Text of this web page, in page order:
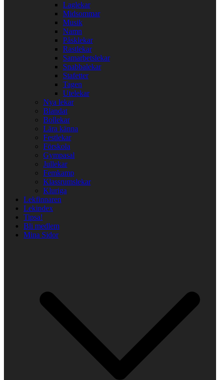
Laglekar
Midsommar
Musik
Namn
Påsklekar
Rastlekar
Samarbetslekar
Snabbalekar
Stafetter
Tagen
Utelekar
Nya lekar
Blandat
Bollekar
Lära känna
Festlekar
Förskola
Gympasal
Jullekar
Femkamp
Klassrumslekar
Kluriga
Lekfinnaren
Lekindex
Tipsa!
Bli medlem
Mina Sidor